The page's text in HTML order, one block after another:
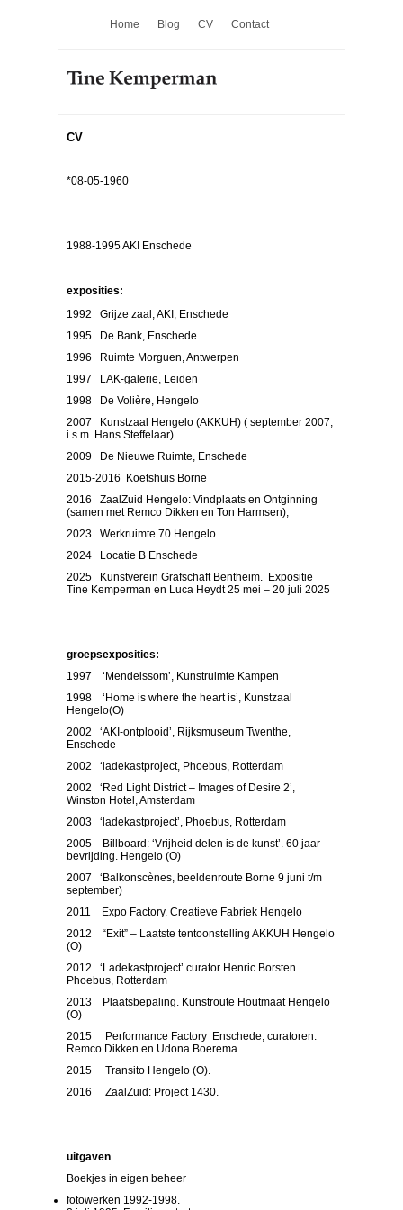
Home Blog CV Contact
CV
*08-05-1960
1988-1995 AKI Enschede
exposities:
1992 Grijze zaal, AKI, Enschede
1995 De Bank, Enschede
1996 Ruimte Morguen, Antwerpen
1997 LAK-galerie, Leiden
1998 De Volière, Hengelo
2007 Kunstzaal Hengelo (AKKUH) ( september 2007,
i.s.m. Hans Steffelaar)
2009 De Nieuwe Ruimte, Enschede
2015-2016 Koetshuis Borne
2016 ZaalZuid Hengelo: Vindplaats en Ontginning
(samen met Remco Dikken en Ton Harmsen);
2023 Werkruimte 70 Hengelo
2024 Locatie B Enschede
2025 Kunstverein Grafschaft Bentheim. Expositie
Tine Kemperman en Luca Heydt 25 mei – 20 juli 2025
groepsexposities:
1997 ‘Mendelssom’, Kunstruimte Kampen
1998 ‘Home is where the heart is’, Kunstzaal
Hengelo(O)
2002 ‘AKI-ontplooid’, Rijksmuseum Twenthe,
Enschede
2002 ‘ladekastproject, Phoebus, Rotterdam
2002 ‘Red Light District – Images of Desire 2’,
Winston Hotel, Amsterdam
2003 ‘ladekastproject’, Phoebus, Rotterdam
2005 Billboard: ‘Vrijheid delen is de kunst’. 60 jaar
bevrijding. Hengelo (O)
2007 ‘Balkonscènes, beeldenroute Borne 9 juni t/m
september)
2011 Expo Factory. Creatieve Fabriek Hengelo
2012 “Exit” – Laatste tentoonstelling AKKUH Hengelo
(O)
2012 ‘Ladekastproject’ curator Henric Borsten.
Phoebus, Rotterdam
2013 Plaatsbepaling. Kunstroute Houtmaat Hengelo
(O)
2015 Performance Factory Enschede; curatoren:
Remco Dikken en Udona Boerema
2015 Transito Hengelo (O).
2016 ZaalZuid: Project 1430.
uitgaven
Boekjes in eigen beheer
fotowerken 1992-1998.